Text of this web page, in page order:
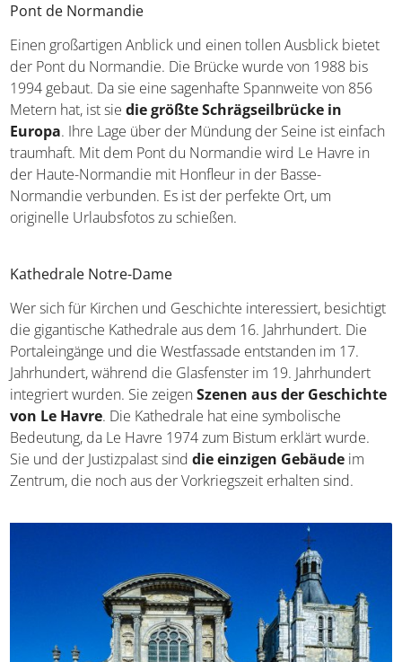
Pont de Normandie
Einen großartigen Anblick und einen tollen Ausblick bietet
der Pont du Normandie. Die Brücke wurde von 1988 bis
1994 gebaut. Da sie eine sagenhafte Spannweite von 856
Metern hat, ist siedie größte Schrägseilbrücke in
Europa. Ihre Lage über der Mündung der Seine ist einfach
traumhaft. Mit dem Pont du Normandie wird Le Havre in
der Haute-Normandie mit Honfleur in der Basse-
Normandie verbunden. Es ist der perfekte Ort, um
originelle Urlaubsfotos zu schießen.
Kathedrale Notre-Dame
Wer sich für Kirchen und Geschichte interessiert, besichtigt
die gigantische Kathedrale aus dem 16. Jahrhundert. Die
Portaleingänge und die Westfassade entstanden im 17.
Jahrhundert, während die Glasfenster im 19. Jahrhundert
integriert wurden. Sie zeigenSzenen aus der Geschichte
von Le Havre. Die Kathedrale hat eine symbolische
Bedeutung, da Le Havre 1974 zum Bistum erklärt wurde.
Sie und der Justizpalast sinddie einzigen Gebäude im
Zentrum, die noch aus der Vorkriegszeit erhalten sind.